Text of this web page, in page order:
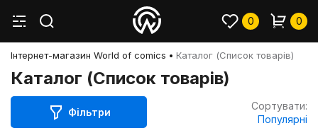
0 0
Інтернет-магазин World of comics Каталог (Список товарів)
Каталог (Список товарів)
Фільтри
Сортувати:
Популярні